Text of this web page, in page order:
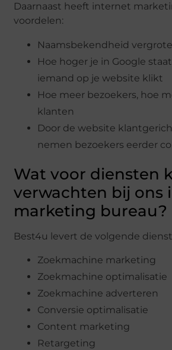
Daarnaast heeft internet
voordelen:
Naamsbekendheid
Hoe hoger je in Google
iemand op je website klikt
Hoe meer bezoekers, hoe
klanten
Door de website
nemen bezoekers eerder
Wat voor diensten
verwachten bij ons
marketing bureau?
Best4u levert de volgende
Zoekmachine marketing
Zoekmachine optimalisatie
Zoekmachine adverteren
Conversie optimalisatie
Content marketing
Retargeting